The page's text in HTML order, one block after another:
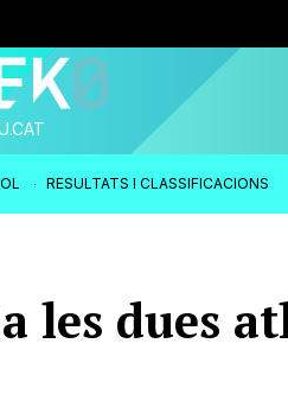
RESULTATS I CLASSIFICACIONS
les dues